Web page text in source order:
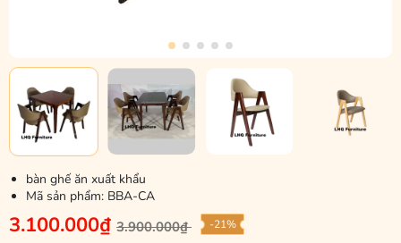
bàn ghế ăn xuất khẩu
Mã sản phẩm: BBA-CA
3.100.000₫ 3.900.000₫ -21%